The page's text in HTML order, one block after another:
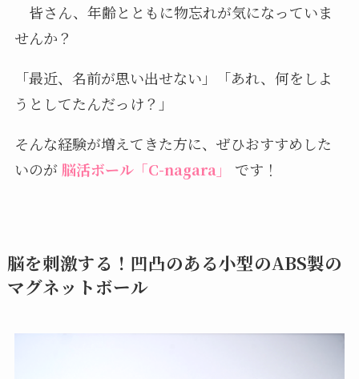
皆さん、年齢とともに物忘れが気になっていま
せんか？
「最近、名前が思い出せない」「あれ、何をしよ
うとしてたんだっけ？」
そんな経験が増えてきた方に、ぜひおすすめした
いのが 脳活ボール「C-nagara」 です！
脳を刺激する！凹凸のある小型のABS製の
マグネットボール